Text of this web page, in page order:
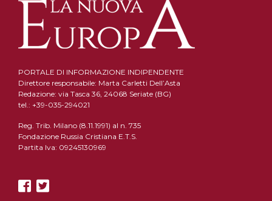
PORTALE DI INFORMAZIONE INDIPENDENTE
Direttore responsabile: Marta Carletti Dell’Asta
Redazione: via Tasca 36, 24068 Seriate (BG)
tel.: +39-035-294021
Reg. Trib. Milano (8.11.1991) al n. 735
Fondazione Russia Cristiana E.T.S.
Partita Iva: 09245130969